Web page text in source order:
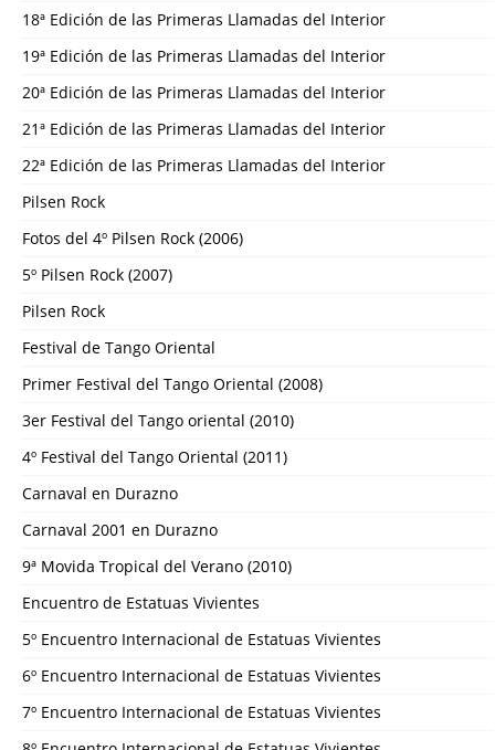
18ª Edición de las Primeras Llamadas del Interior
19ª Edición de las Primeras Llamadas del Interior
20ª Edición de las Primeras Llamadas del Interior
21ª Edición de las Primeras Llamadas del Interior
22ª Edición de las Primeras Llamadas del Interior
Pilsen Rock
Fotos del 4º Pilsen Rock (2006)
5º Pilsen Rock (2007)
Pilsen Rock
Festival de Tango Oriental
Primer Festival del Tango Oriental (2008)
3er Festival del Tango oriental (2010)
4º Festival del Tango Oriental (2011)
Carnaval en Durazno
Carnaval 2001 en Durazno
9ª Movida Tropical del Verano (2010)
Encuentro de Estatuas Vivientes
5º Encuentro Internacional de Estatuas Vivientes
6º Encuentro Internacional de Estatuas Vivientes
7º Encuentro Internacional de Estatuas Vivientes